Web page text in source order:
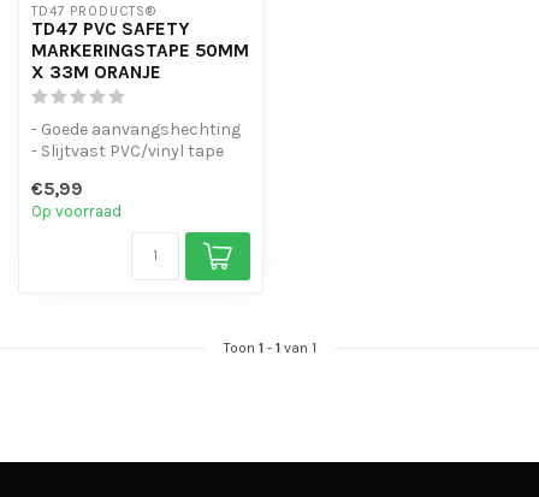
TD47 PRODUCTS®
TD47 PVC SAFETY
MARKERINGSTAPE 50MM
X 33M ORANJE
- Goede aanvangshechting
- Slijtvast PVC/vinyl tape
€5,99
Op voorraad
Toon 1- 1van 1